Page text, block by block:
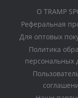
О TRAMP
Реферальная
Для оптовых
Политика
персональных